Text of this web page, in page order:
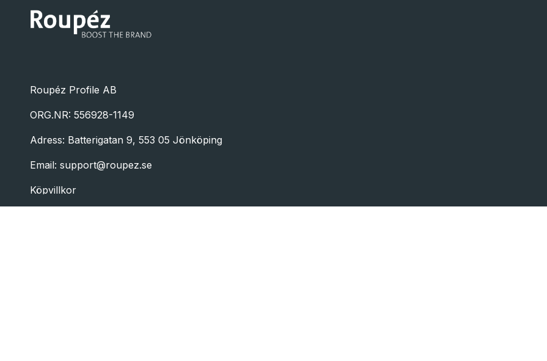
Roupéz Profile AB
ORG.NR: 556928-1149
Adress: Batterigatan 9, 553 05 Jönköping
Email: support@roupez.se
Köpvillkor